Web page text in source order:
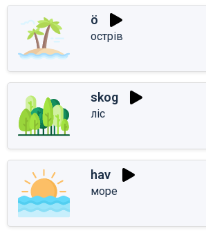
ö
острів
skog
ліс
hav
море